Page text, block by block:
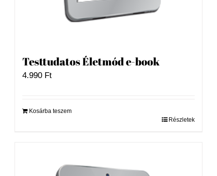
Testtudatos Életmód e-book
4.990 Ft
Kosárba teszem
Részletek